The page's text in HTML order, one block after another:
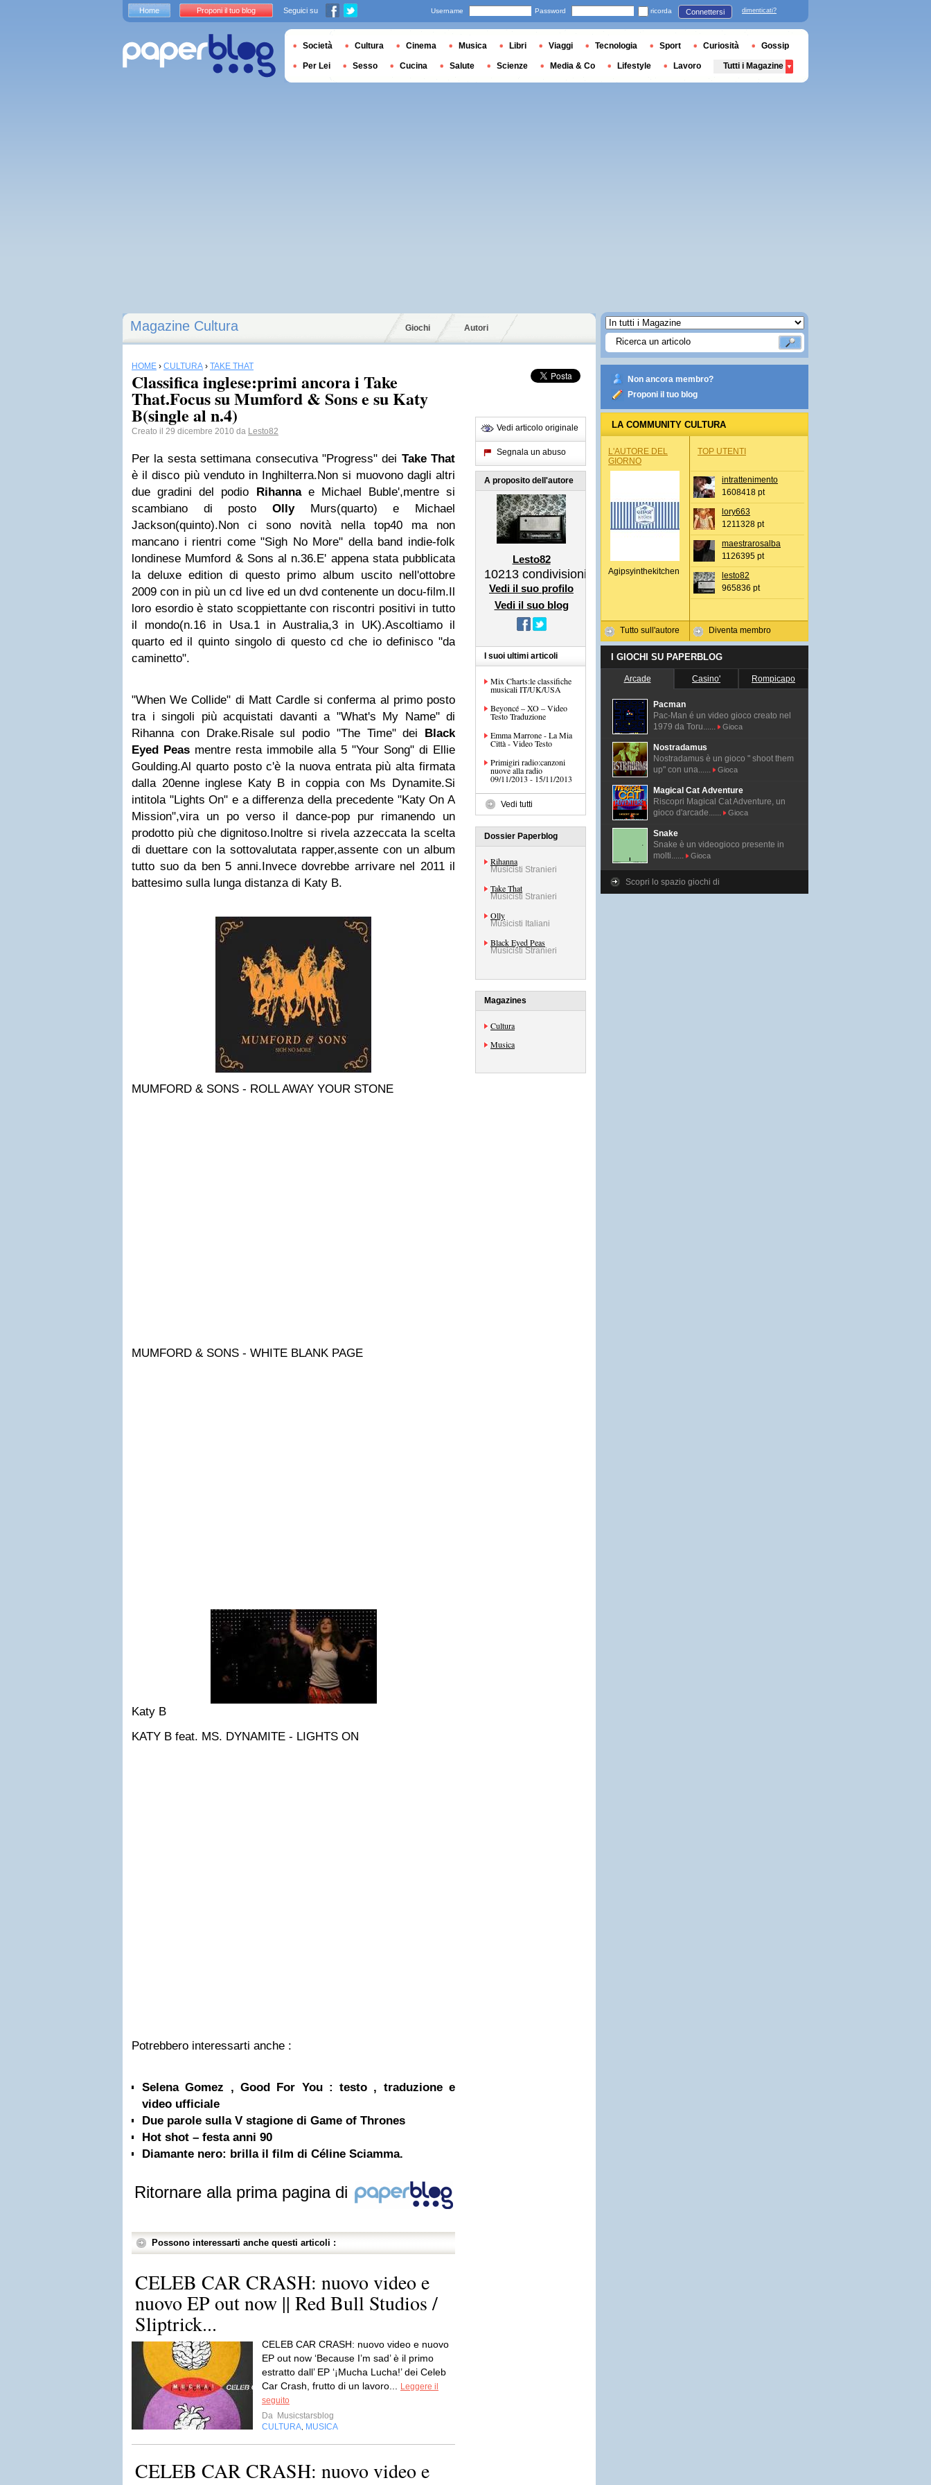
Magazine Cultura Giochi Autori
HOME › CULTURA › TAKE THAT
Classifica inglese:primi ancora i Take
That.Focus su Mumford & Sons e su Katy
B(single al n.4)
Creato il 29 dicembre 2010 da Lesto82
Per la sesta settimana consecutiva "Progress" dei Take That
è il disco più venduto in Inghilterra.Non si muovono dagli altri
due gradini del podio Rihannae Michael Buble',mentre si
scambiano di posto OllyMurs(quarto) e Michael
Jackson(quinto).Non ci sono novità nella top40 ma non
mancano i rientri come "Sigh No More" della band indie-folk
londinese Mumford & Sons al n.36.E' appena stata pubblicata
la deluxe edition di questo primo album uscito nell'ottobre
2009 con in più un cd live ed un dvd contenente un docu-film.Il
loro esordio è stato scoppiettante con riscontri positivi in tutto
il mondo(n.16 in Usa.1 in Australia,3 in UK).Ascoltiamo il
quarto ed il quinto singolo di questo cd che io definisco "da
caminetto".
"When We Collide" di Matt Cardle si conferma al primo posto
tra i singoli più acquistati davanti a "What's My Name" di
Rihanna con Drake.Risale sul podio "The Time" dei Black
Eyed Peas mentre resta immobile alla 5 "Your Song" di Ellie
Goulding.Al quarto posto c'è la nuova entrata più alta firmata
dalla 20enne inglese Katy B in coppia con Ms Dynamite.Si
intitola "Lights On" e a differenza della precedente "Katy On A
Mission",vira un po verso il dance-pop pur rimanendo un
prodotto più che dignitoso.Inoltre si rivela azzeccata la scelta
di duettare con la sottovalutata rapper,assente con un album
tutto suo da ben 5 anni.Invece dovrebbe arrivare nel 2011 il
battesimo sulla lunga distanza di Katy B.
MUMFORD & SONS - ROLL AWAY YOUR STONE
MUMFORD & SONS - WHITE BLANK PAGE
Katy B
KATY B feat. MS. DYNAMITE - LIGHTS ON
Potrebbero interessarti anche :
Selena Gomez , Good For You : testo , traduzione e
video ufficiale
Due parole sulla V stagione di Game of Thrones
Hot shot – festa anni 90
Diamante nero: brilla il film di Céline Sciamma.
Ritornare alla prima pagina di
Possono interessarti anche questi articoli :
CELEB CAR CRASH: nuovo video e
nuovo EP out now || Red Bull Studios /
Sliptrick...
CELEB CAR CRASH: nuovo video e nuovo
EP out now ‘Because I’m sad’ è il primo
estratto dall’ EP ‘¡Mucha Lucha!’ dei Celeb
Car Crash, frutto di un lavoro...
Leggere il
seguito
Da Musicstarsblog
CULTURA MUSICA
CELEB CAR CRASH: nuovo video e
Vedi articolo originale
Segnala un abuso
A proposito dell'autore
Lesto82
10213 condivisioni
Vedi il suo profilo
Vedi il suo blog
I suoi ultimi articoli
Mix Charts:le classifiche
musicali IT/UK/USA
Beyoncé – XO – Video
Testo Traduzione
Emma Marrone - La Mia
Città - Video Testo
Primigiri radio:canzoni
nuove alla radio
09/11/2013 - 15/11/2013
Vedi tutti
Dossier Paperblog
Rihanna
Musicisti Stranieri
Take That
Musicisti Stranieri
Olly
Musicisti Italiani
Black Eyed Peas
Musicisti Stranieri
Magazines
Cultura
Musica
Non ancora membro?
Proponi il tuo blog
LA COMMUNITY CULTURA
L'AUTORE DEL
GIORNO
Agipsyinthekitchen
Tutto sull'autore
TOP UTENTI
intrattenimento
1608418 pt
lory663
1211328 pt
maestrarosalba
1126395 pt
lesto82
965836 pt
Diventa membro
I GIOCHI SU PAPERBLOG
Arcade Casino' Rompicapo
Pacman
Pac-Man é un video gioco creato nel
1979 da Toru......
Gioca
Nostradamus
Nostradamus è un gioco " shoot them
up" con una......
Gioca
Magical Cat Adventure
Riscopri Magical Cat Adventure, un
gioco d'arcade......
Gioca
Snake
Snake è un videogioco presente in
molti......
Gioca
Scopri lo spazio giochi di
Home Proponi il tuo blog Seguici su Username Password ricorda Connettersi dimenticati?
Società Cultura Cinema Musica Libri Viaggi Tecnologia Sport Curiosità Gossip
Per Lei Sesso Cucina Salute Scienze Media & Co Lifestyle Lavoro Tutti i Magazine